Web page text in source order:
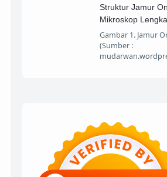
Struktur Jamur
Mikroskop
Gambar 1. Jamur
(Sumber :